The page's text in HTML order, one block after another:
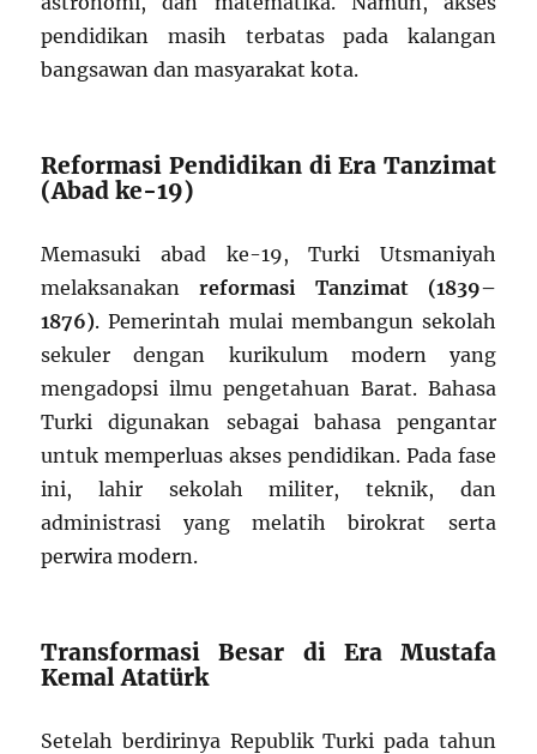
pendidikan masih terbatas pada kalangan
bangsawan dan masyarakat kota.
Reformasi Pendidikan di Era Tanzimat
(Abad ke-19)
Memasuki abad ke-19, Turki Utsmaniyah
melaksanakanreformasi Tanzimat (1839–
1876). Pemerintah mulai membangun sekolah
sekuler dengan kurikulum modern yang
mengadopsi ilmu pengetahuan Barat. Bahasa
Turki digunakan sebagai bahasa pengantar
untuk memperluas akses pendidikan. Pada fase
ini, lahir sekolah militer, teknik, dan
administrasi yang melatih birokrat serta
perwira modern.
Transformasi Besar di Era Mustafa
Kemal Atatürk
Setelah berdirinya Republik Turki pada tahun